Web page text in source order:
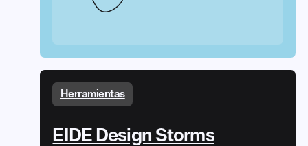
Herramientas
EIDE Design Storms